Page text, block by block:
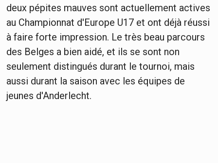
deux pépites mauves sont actuellement actives
au Championnat d'Europe U17 et ont déjà réussi
à faire forte impression. Le très beau parcours
des Belges a bien aidé, et ils se sont non
seulement distingués durant le tournoi, mais
aussi durant la saison avec les équipes de
jeunes d'Anderlecht.